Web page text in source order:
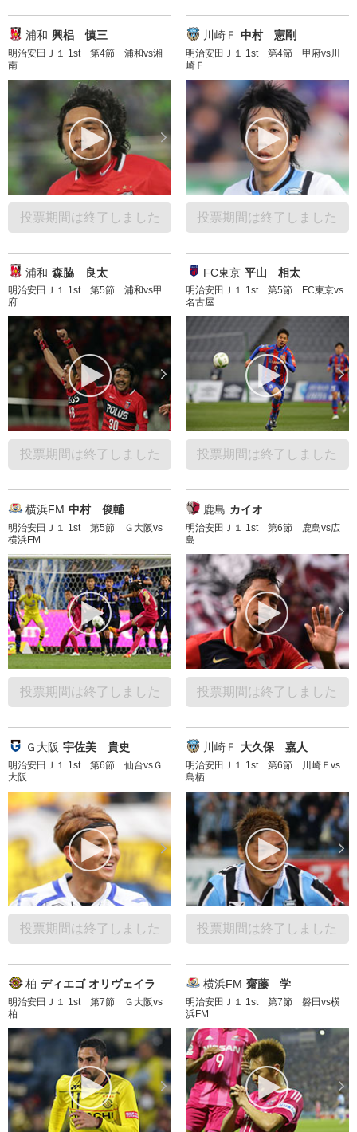
浦和 興梠 慎三
明治安田Ｊ１ 1st 第4節 浦和vs湘
南
投票期間は終了しました
川崎Ｆ 中村 憲剛
明治安田Ｊ１ 1st 第4節 甲府vs川
崎Ｆ
投票期間は終了しました
浦和 森脇 良太
明治安田Ｊ１ 1st 第5節 浦和vs甲
府
投票期間は終了しました
FC東京 平山 相太
明治安田Ｊ１ 1st 第5節 FC東京vs
名古屋
投票期間は終了しました
横浜FM 中村 俊輔
明治安田Ｊ１ 1st 第5節 Ｇ大阪vs
横浜FM
投票期間は終了しました
鹿島 カイオ
明治安田Ｊ１ 1st 第6節 鹿島vs広
島
投票期間は終了しました
Ｇ大阪 宇佐美 貴史
明治安田Ｊ１ 1st 第6節 仙台vsＧ
大阪
投票期間は終了しました
川崎Ｆ 大久保 嘉人
明治安田Ｊ１ 1st 第6節 川崎Ｆvs
鳥栖
投票期間は終了しました
柏 ディエゴ オリヴェイラ
明治安田Ｊ１ 1st 第7節 Ｇ大阪vs
柏
横浜FM 齋藤 学
明治安田Ｊ１ 1st 第7節 磐田vs横
浜FM